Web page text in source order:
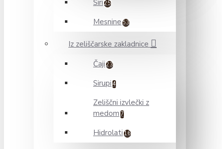
Siri 25
Mesnine 53
Iz zeliščarske zakladnice
Čaji 23
Sirupi 4
Zeliščni izvlečki z
medom 7
Hidrolati 16